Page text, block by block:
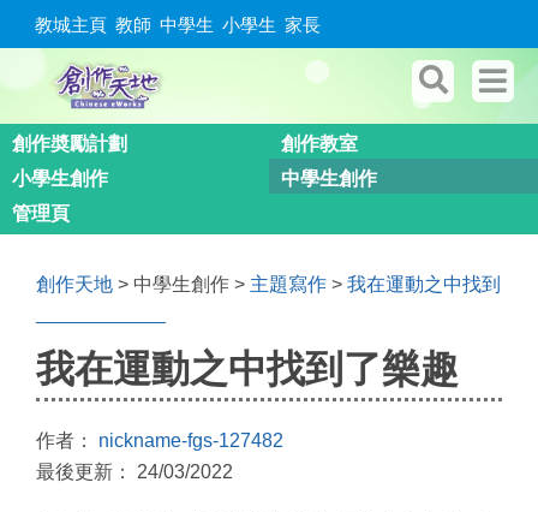
教城主頁 教師 中學生 小學生 家長
創作奬勵計劃
創作教室
小學生創作
中學生創作
管理頁
創作天地 > 中學生創作 > 主題寫作 > 我在運動之中找到
我在運動之中找到了樂趣
作者： nickname-fgs-127482
最後更新： 24/03/2022